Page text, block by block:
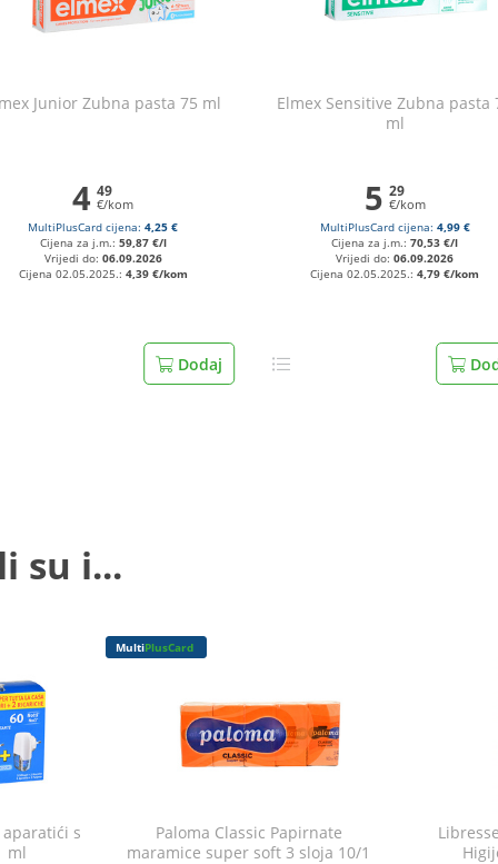
Junior Zubna pasta 75 ml
4 49
€/kom
MultiPlusCard cijena:4,25 €
Cijena za j.m.: 59,87 €/l
Vrijedi do: 06.09.2026
Cijena 02.05.2025.: 4,39 €/kom
Dodaj
Elmex Sensitive Zubna pasta
ml
5 29
€/kom
MultiPlusCard cijena: 4,99 €
Cijena za j.m.:70,53 €/l
Vrijedi do:06.09.2026
Cijena 02.05.2025.:4,79 €/kom
su i...
s
ml
MultiPlusCard
Paloma Classic Papirnate
maramice super soft 3 sloja 10/1